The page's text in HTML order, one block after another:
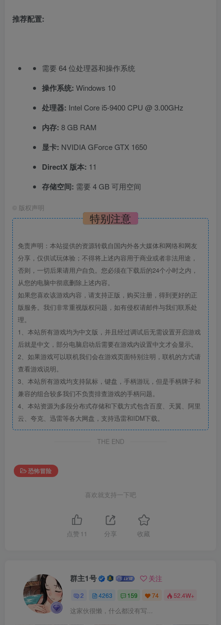
推荐配置:
需要 64 位处理器和操作系统
操作系统: Windows 10
处理器: Intel Core i5-9400 CPU @ 3.00GHz
内存: 8 GB RAM
显卡: NVIDIA GForce GTX 1650
DirectX 版本: 11
存储空间: 需要 4 GB 可用空间
© 版权声明
特别注意
免责声明：本站提供的资源转载自国内外各大媒体和网络和网友
分享，仅供试玩体验；不得将上述内容用于商业或者非法用途，
否则，一切后果请用户自负。您必须在下载后的24个小时之内，
从您的电脑中彻底删除上述内容。
如果您喜欢该游戏内容，请支持正版，购买注册，得到更好的正
版服务。我们非常重视版权问题，如有侵权请邮件与我们联系处
理。
1、本站所有游戏均为中文版，并且经过调试后无需设置开启游戏
后就是中文，部分电脑启动后需要在游戏内设置中文才会显示。
2、如果游戏可以联机我们会在游戏页面特别注明，联机的方式请
查看游戏说明。
3、本站所有游戏均支持鼠标，键盘，手柄游玩，但是手柄牌子和
兼容的组合较多我们不负责排查游戏的手柄问题。
4、本站资源为多段分布式存储和下载方式包含百度、天翼、阿里
云、夸克、迅雷等各大网盘，支持迅雷和IDM下载。
THE END
恐怖冒险
喜欢就支持一下吧
点赞 11 分享 收藏
群主1号 关注
2 4263 159 74 52.4W+
这家伙很懒，什么都没有写...